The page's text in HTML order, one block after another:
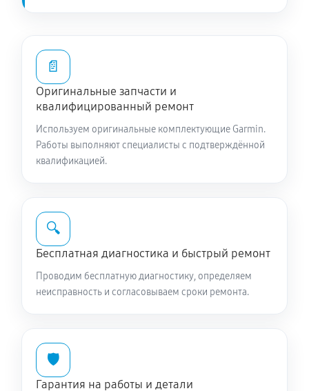
📄
Оригинальные запчасти и
квалифицированный ремонт
Используем оригинальные комплектующие Garmin.
Работы выполняют специалисты с подтверждённой
квалификацией.
🔍
Бесплатная диагностика и быстрый ремонт
Проводим бесплатную диагностику, определяем
неисправность и согласовываем сроки ремонта.
🛡️
Гарантия на работы и детали